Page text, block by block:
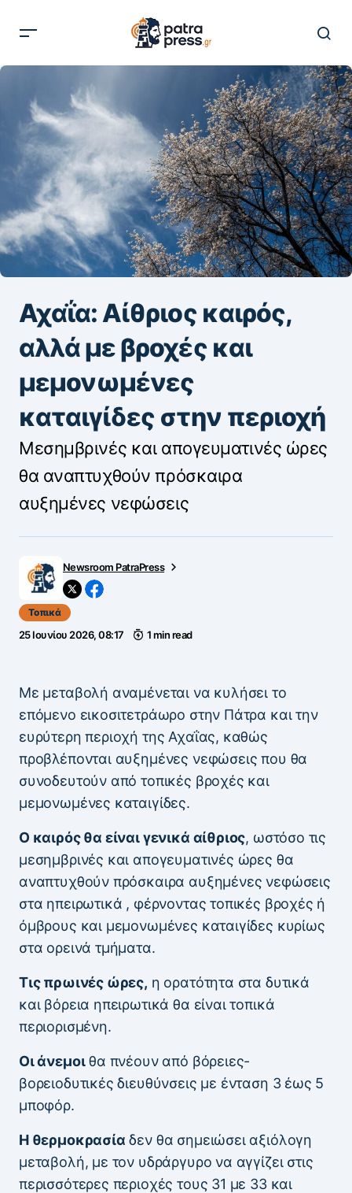
Αχαΐα: Αίθριος καιρός,
αλλά με βροχές και
μεμονωμένες
καταιγίδες στην περιοχή
Μεσημβρινές και απογευματινές ώρες
θα αναπτυχθούν πρόσκαιρα
αυξημένες νεφώσεις
Newsroom PatraPress
Τοπικά
25 Ιουνίου 2026, 08:17 1 min read
Με μεταβολή αναμένεται να κυλήσει το
επόμενο εικοσιτετράωρο στην Πάτρα και την
ευρύτερη περιοχή της Αχαΐας, καθώς
προβλέπονται αυξημένες νεφώσεις που θα
συνοδευτούν από τοπικές βροχές και
μεμονωμένες καταιγίδες.
Ο καιρός θα είναι γενικά αίθριος, ωστόσο τις
μεσημβρινές και απογευματινές ώρες θα
αναπτυχθούν πρόσκαιρα αυξημένες νεφώσεις
στα ηπειρωτικά , φέρνοντας τοπικές βροχές ή
όμβρους και μεμονωμένες καταιγίδες κυρίως
στα ορεινά τμήματα.
Τις πρωινές ώρες, η ορατότητα στα δυτικά
και βόρεια ηπειρωτικά θα είναι τοπικά
περιορισμένη.
Οι άνεμοιθα πνέουν από βόρειες-
βορειοδυτικές διευθύνσεις με ένταση 3 έως 5
μποφόρ.
Η θερμοκρασία δεν θα σημειώσει αξιόλογη
μεταβολή, με τον υδράργυρο να αγγίζει στις
περισσότερες περιοχές τους 31 με 33 και